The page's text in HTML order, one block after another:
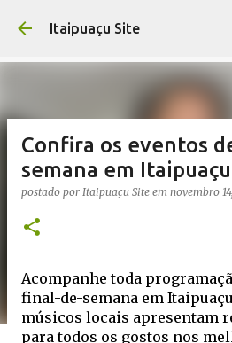
Pular para o
Itaipuaçu Site
Confira os eventos
semana em Itaipuaçu
postado por Itaipuaçu Site em novembro
Acompanhe toda
final-de-semana em
músicos locais apresentam
para todos os gostos nos